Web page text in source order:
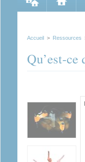
Accueil > Ressources
Qu’est-